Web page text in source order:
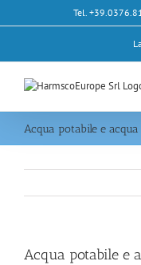
Tel.
Acqua potabile e
Acqua potabile e